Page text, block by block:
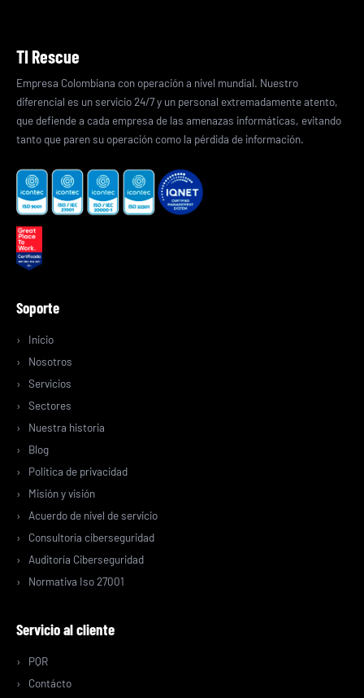
TI Rescue
Empresa Colombiana con operación a nivel mundial. Nuestro
diferencial es un servicio 24/7 y un personal extremadamente atento,
que defiende a cada empresa de las amenazas informáticas, evitando
tanto que paren su operación como la pérdida de información.
Soporte
Inicio
Nosotros
Servicios
Sectores
Nuestra historia
Blog
Politica de privacidad
Misión y visión
Acuerdo de nivel de servicio
Consultoría ciberseguridad
Auditoría Ciberseguridad
Normativa Iso 27001
Servicio al cliente
PQR
Contácto